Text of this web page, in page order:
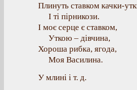
Плинуть ставком качки-
І ті пірникози.
І моє серце є ставком,
Уткою – дівчина,
Хороша рибка, ягода,
Моя Василина.
У млині і т. д.